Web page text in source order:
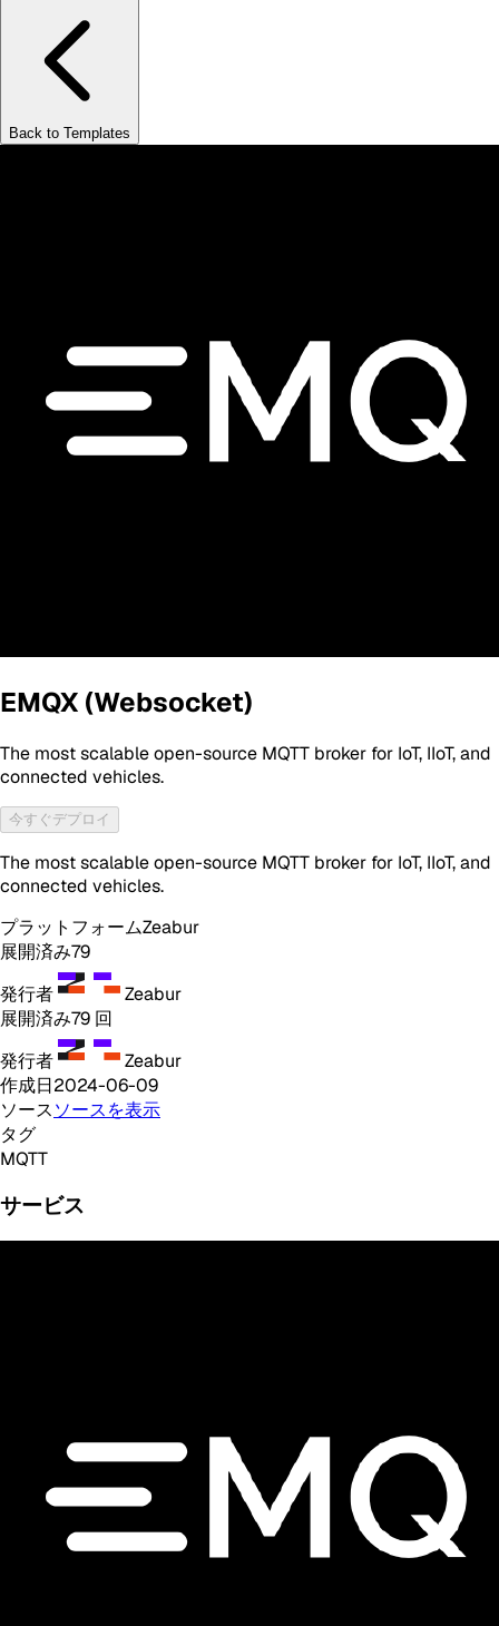
Back to Templates
EMQX (Websocket)
The most scalable open-source MQTT broker for IoT, IIoT, and
connected vehicles.
今すぐデプロイ
The most scalable open-source MQTT broker for IoT, IIoT, and
connected vehicles.
プラットフォームZeabur
展開済み79
発行者
Zeabur
展開済み79 回
発行者
Zeabur
作成日2024-06-09
ソースソースを表示
タグ
MQTT
サービス